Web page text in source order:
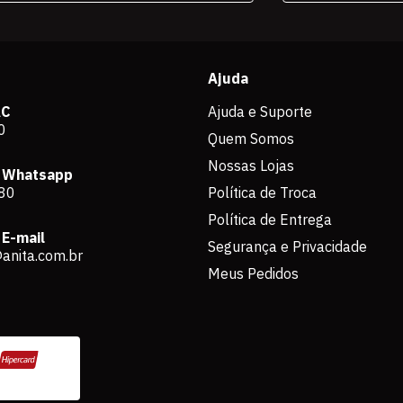
mail
Ajuda
Ajuda e Suporte
Quem Somos
Nossas Lojas
Política de Troca
Política de Entrega
Segurança e Privacidade
Meus Pedidos